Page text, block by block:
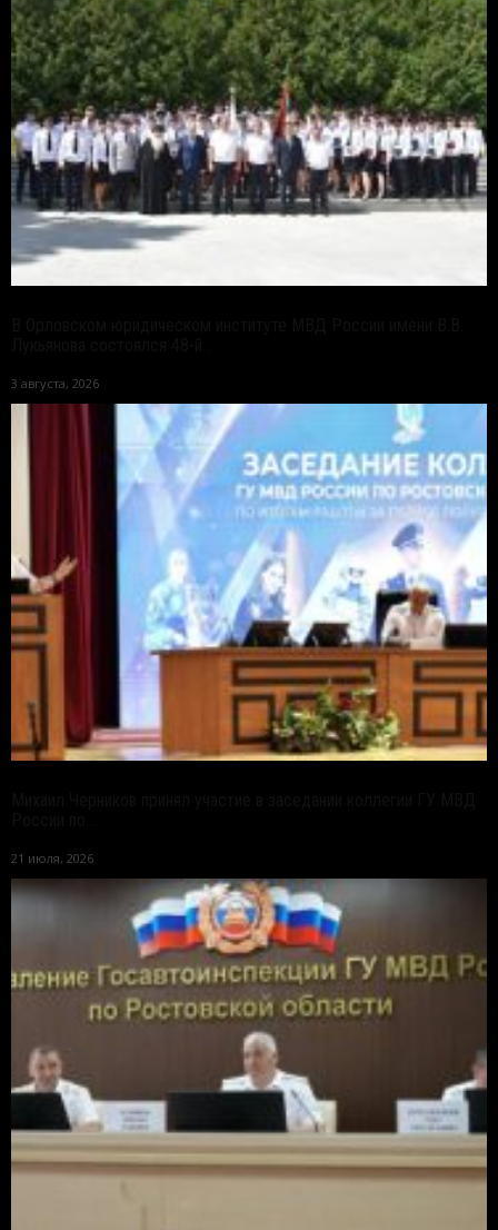
3 августа, 2026
21 июля, 2026